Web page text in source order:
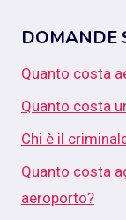
DOMANDE
Quanto costa
Quanto costa
Chi è il
Quanto costa
aeroporto?